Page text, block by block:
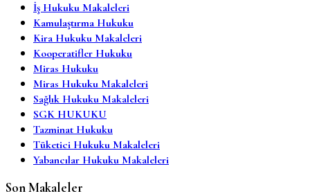
İş Hukuku Makaleleri
Kamulaştırma Hukuku
Kira Hukuku Makaleleri
Kooperatifler Hukuku
Miras Hukuku
Miras Hukuku Makaleleri
Sağlık Hukuku Makaleleri
SGK HUKUKU
Tazminat Hukuku
Tüketici Hukuku Makaleleri
Yabancılar Hukuku Makaleleri
Son Makaleler